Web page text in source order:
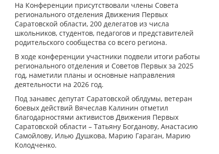
На Конференции присутствовали члены Совета
регионального отделения Движения Первых
Саратовской области, 200 делегатов из числа
школьников, студентов, педагогов и представителей
родительского сообщества со всего региона.
В ходе конференции участники подвели итоги работы
регионального отделения и Советов Первых за 2025
год, наметили планы и основные направления
деятельности на 2026 год.
Под занавес депутат Саратовской облдумы, ветеран
боевых действий Вячеслав Калинин отметил
благодарностями активистов Движения Первых
Саратовской области – Татьяну Богданову, Анастасию
Самойлову, Илью Душкова, Марию Гараган, Марию
Колодченко.